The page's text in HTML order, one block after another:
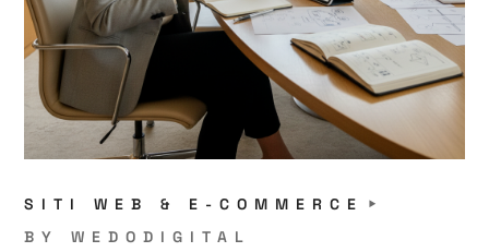
SITI WEB & E-COMMERCE
BYWEDODIGITAL